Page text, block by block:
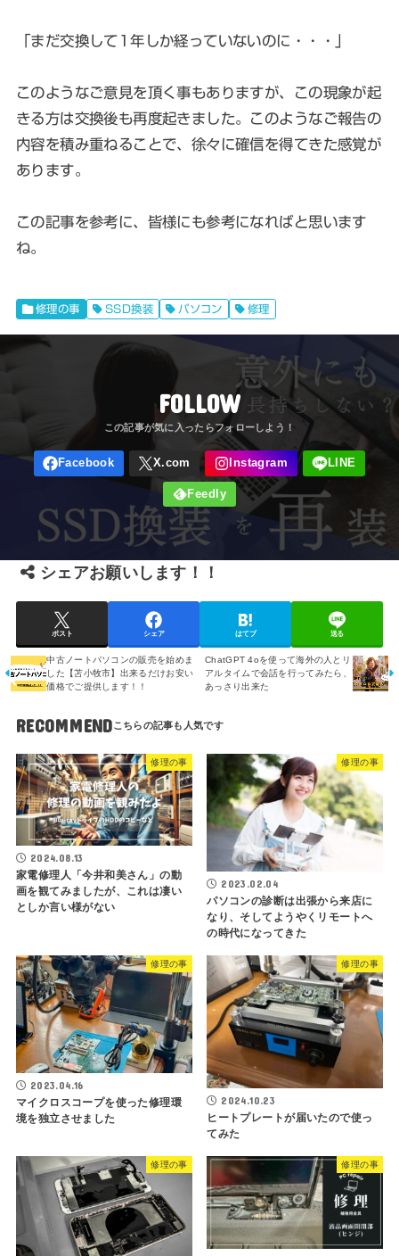
「まだ交換して1年しか経っていないのに・・・」
このようなご意見を頂く事もありますが、この現象が起
きる方は交換後も再度起きました。このようなご報告の
内容を積み重ねることで、徐々に確信を得てきた感覚が
あります。
この記事を参考に、皆様にも参考になればと思います
ね。
修理の事 SSD換装 パソコン 修理
FOLLOW
シェアお願いします！！
ポスト シェア はてブ 送る
ChatGPT 4oを使って海外の人とリ
アルタイムで会話を行ってみたら、
あっさり出来た
中古ノートパソコンの販売を始めま
した【苫小牧市】出来るだけお安い
価格でご提供します！！
RECOMMEND
修理の事
2024.08.13
家電修理人「今井和美さん」の動
画を観てみましたが、これは凄い
としか言い様がない
修理の事
2023.02.04
パソコンの診断は出張から来店に
なり、そしてようやくリモートへ
の時代になってきた
修理の事
2023.04.16
マイクロスコープを使った修理環
境を独立させました
修理の事
2024.10.23
ヒートプレートが届いたので使っ
てみた
修理の事 修理の事